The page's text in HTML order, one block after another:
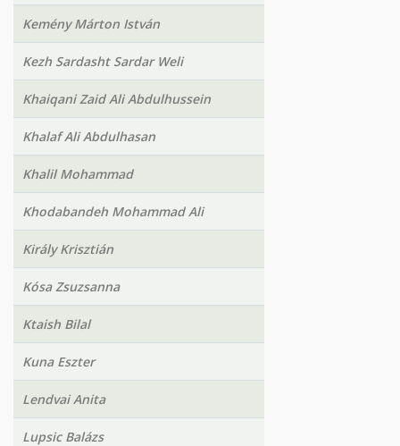
Kemény Márton István
Kezh Sardasht Sardar Weli
Khaiqani Zaid Ali Abdulhussein
Khalaf Ali Abdulhasan
Khalil Mohammad
Khodabandeh Mohammad Ali
Király Krisztián
Kósa Zsuzsanna
Ktaish Bilal
Kuna Eszter
Lendvai Anita
Lupsic Balázs